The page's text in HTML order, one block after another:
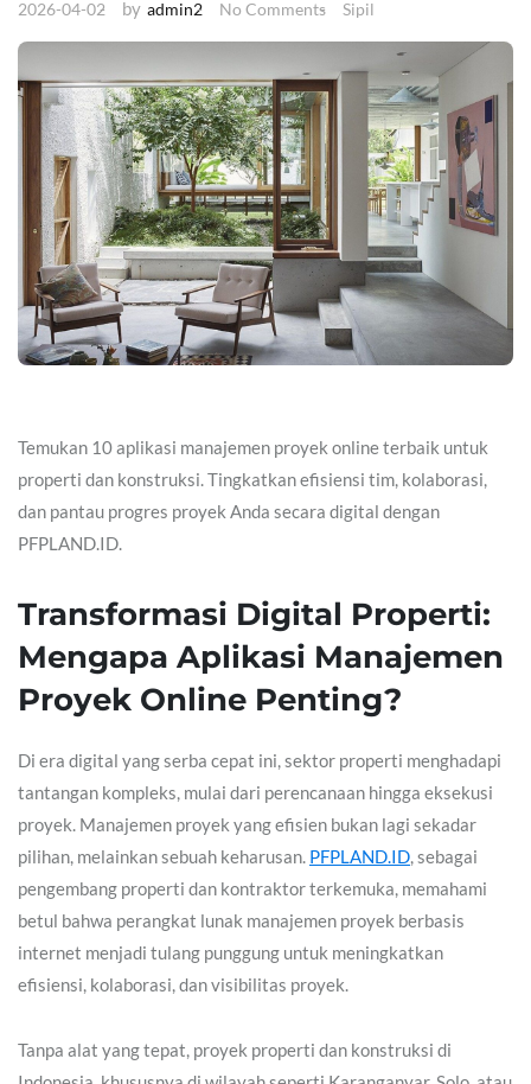
2026-04-02 by admin2 No Comments Sipil
Temukan 10 aplikasi manajemen proyek online terbaik untuk
properti dan konstruksi. Tingkatkan efisiensi tim, kolaborasi,
dan pantau progres proyek Anda secara digital dengan
PFPLAND.ID.
Transformasi Digital Properti:
Mengapa Aplikasi Manajemen
Proyek Online Penting?
Di era digital yang serba cepat ini, sektor properti menghadapi
tantangan kompleks, mulai dari perencanaan hingga eksekusi
proyek. Manajemen proyek yang efisien bukan lagi sekadar
pilihan, melainkan sebuah keharusan. PFPLAND.ID, sebagai
pengembang properti dan kontraktor terkemuka, memahami
betul bahwa perangkat lunak manajemen proyek berbasis
internet menjadi tulang punggung untuk meningkatkan
efisiensi, kolaborasi, dan visibilitas proyek.
Tanpa alat yang tepat, proyek properti dan konstruksi di